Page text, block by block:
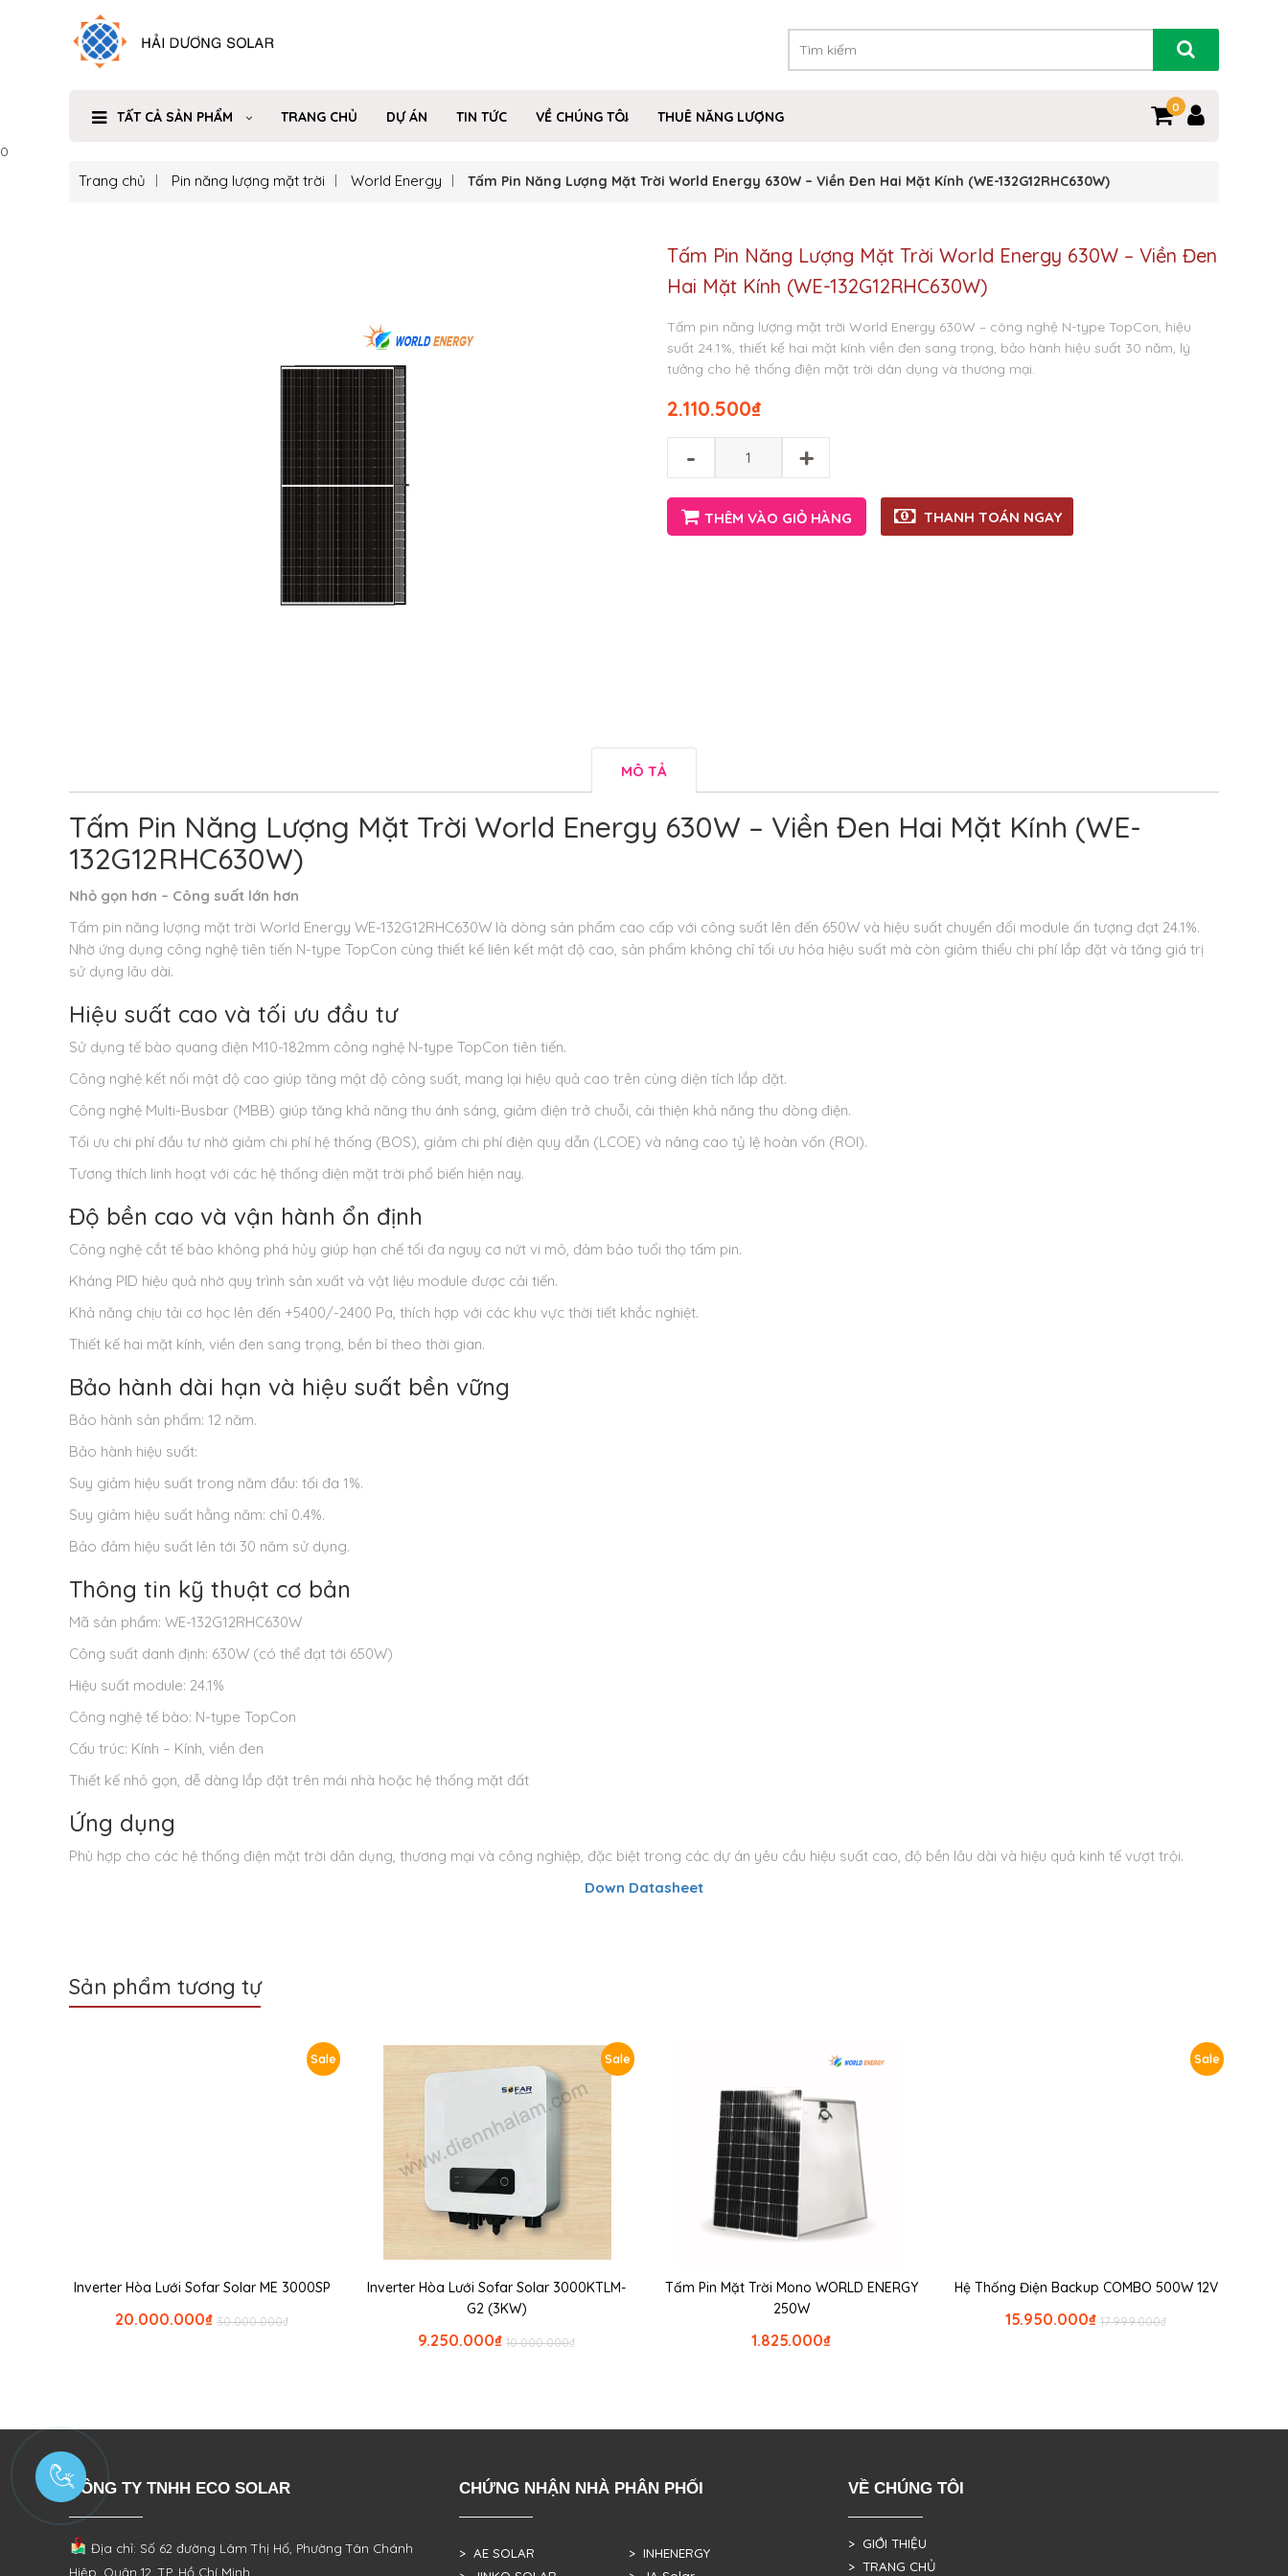
TẤT CẢ SẢN PHẨM TRANG CHỦ DỰ ÁN TIN TỨC VỀ CHÚNG TÔI THUÊ NĂNG LƯỢNG
0
0
Trang chủ Pin năng lượng mặt trời World Energy Tấm Pin Năng Lượng Mặt Trời World Energy 630W – Viền Đen Hai Mặt Kính (WE-132G12RHC630W)
Tấm Pin Năng Lượng Mặt Trời World Energy 630W – Viền Đen
Hai Mặt Kính (WE-132G12RHC630W)
Tấm pin năng lượng mặt trời World Energy 630W – công nghệ N-type TopCon, hiệu
suất 24.1%, thiết kế hai mặt kính viền đen sang trọng, bảo hành hiệu suất 30 năm, lý
tưởng cho hệ thống điện mặt trời dân dụng và thương mại.
₫
2.110.500
- +
THÊM VÀO GIỎ HÀNG THANH TOÁN NGAY
MÔ TẢ
Tấm Pin Năng Lượng Mặt Trời World Energy 630W – Viền Đen Hai Mặt Kính (WE-
132G12RHC630W)
Nhỏ gọn hơn – Công suất lớn hơn
Tấm pin năng lượng mặt trời World Energy WE-132G12RHC630W là dòng sản phẩm cao cấp với công suất lên đến 650W và hiệu suất chuyển đổi module ấn tượng đạt 24.1%.
Nhờ ứng dụng công nghệ tiên tiến N-type TopCon cùng thiết kế liên kết mật độ cao, sản phẩm không chỉ tối ưu hóa hiệu suất mà còn giảm thiểu chi phí lắp đặt và tăng giá trị
sử dụng lâu dài.
Hiệu suất cao và tối ưu đầu tư
Sử dụng tế bào quang điện M10-182mm công nghệ N-type TopCon tiên tiến.
Công nghệ kết nối mật độ cao giúp tăng mật độ công suất, mang lại hiệu quả cao trên cùng diện tích lắp đặt.
Công nghệ Multi-Busbar (MBB) giúp tăng khả năng thu ánh sáng, giảm điện trở chuỗi, cải thiện khả năng thu dòng điện.
Tối ưu chi phí đầu tư nhờ giảm chi phí hệ thống (BOS), giảm chi phí điện quy dẫn (LCOE) và nâng cao tỷ lệ hoàn vốn (ROI).
Tương thích linh hoạt với các hệ thống điện mặt trời phổ biến hiện nay.
Độ bền cao và vận hành ổn định
Công nghệ cắt tế bào không phá hủy giúp hạn chế tối đa nguy cơ nứt vi mô, đảm bảo tuổi thọ tấm pin.
Kháng PID hiệu quả nhờ quy trình sản xuất và vật liệu module được cải tiến.
Khả năng chịu tải cơ học lên đến +5400/-2400 Pa, thích hợp với các khu vực thời tiết khắc nghiệt.
Thiết kế hai mặt kính, viền đen sang trọng, bền bỉ theo thời gian.
Bảo hành dài hạn và hiệu suất bền vững
Bảo hành sản phẩm: 12 năm.
Bảo hành hiệu suất:
Suy giảm hiệu suất trong năm đầu: tối đa 1%.
Suy giảm hiệu suất hằng năm: chỉ 0.4%.
Bảo đảm hiệu suất lên tới 30 năm sử dụng.
Thông tin kỹ thuật cơ bản
Mã sản phẩm: WE-132G12RHC630W
Công suất danh định: 630W (có thể đạt tới 650W)
Hiệu suất module: 24.1%
Công nghệ tế bào: N-type TopCon
Cấu trúc: Kính – Kính, viền đen
Thiết kế nhỏ gọn, dễ dàng lắp đặt trên mái nhà hoặc hệ thống mặt đất
Ứng dụng
Phù hợp cho các hệ thống điện mặt trời dân dụng, thương mại và công nghiệp, đặc biệt trong các dự án yêu cầu hiệu suất cao, độ bền lâu dài và hiệu quả kinh tế vượt trội.
Down Datasheet
Sản phẩm tương tự
Sale
Inverter Hòa Lưới Sofar Solar ME 3000SP
₫
30.000.000
₫
20.000.000
Sale
Inverter Hòa Lưới Sofar Solar 3000KTLM-
G2 (3KW)
₫
10.000.000
₫
9.250.000
Tấm Pin Mặt Trời Mono WORLD ENERGY
250W
₫
1.825.000
Sale
Hệ Thống Điện Backup COMBO 500W 12V
₫
17.999.000
₫
15.950.000
CÔNG TY TNHH ECO SOLAR
Địa chỉ: Số 62 đường Lâm Thị Hố, PhườngTân Chánh
Hiệp, Quận 12, TP. Hồ Chí Minh
CHỨNG NHẬN NHÀ PHÂN PHỐI
> AE SOLAR
> INHENERGY
VỀ CHÚNG TÔI
> GIỚI THIỆU
> TRANG CHỦ